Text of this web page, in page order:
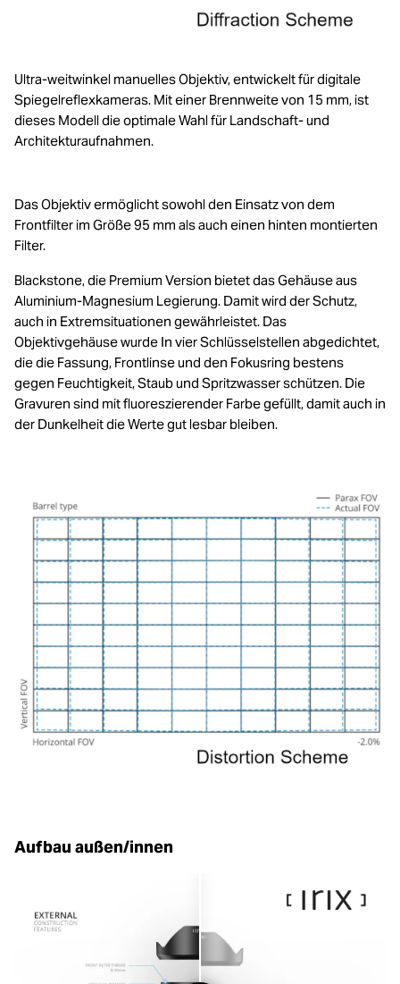
Ultra-weitwinkel manuelles Objektiv, entwickelt für digitale
Spiegelreflexkameras. Mit einer Brennweite von 15 mm, ist
dieses Modell die optimale Wahl für Landschaft- und
Architekturaufnahmen.
Das Objektiv ermöglicht sowohl den Einsatz von dem
Frontfilter im Größe 95 mm als auch einen hinten montierten
Filter.
Blackstone, die Premium Version bietet das Gehäuse aus
Aluminium-Magnesium Legierung. Damit wird der Schutz,
auch in Extremsituationen gewährleistet. Das
Objektivgehäuse wurde In vier Schlüsselstellen abgedichtet,
die die Fassung, Frontlinse und den Fokusring bestens
gegen Feuchtigkeit, Staub und Spritzwasser schützen. Die
Gravuren sind mit fluoreszierender Farbe gefüllt, damit auch in
der Dunkelheit die Werte gut lesbar bleiben.
Aufbau außen/innen